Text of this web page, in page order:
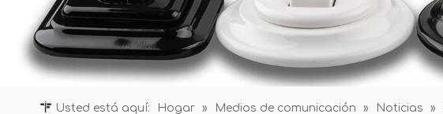
Usted está aquí: Hogar » Medios de comunicación » Noticias »